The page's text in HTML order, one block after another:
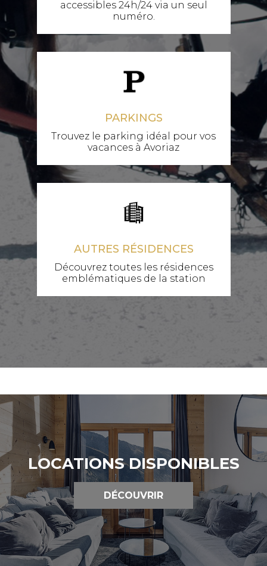
accessibles 24h/24 via un seul
numéro.
PARKINGS
Trouvez le parking idéal pour vos
vacances à Avoriaz
AUTRES RÉSIDENCES
Découvrez toutes les résidences
emblématiques de la station
LOCATIONS DISPONIBLES
DÉCOUVRIR